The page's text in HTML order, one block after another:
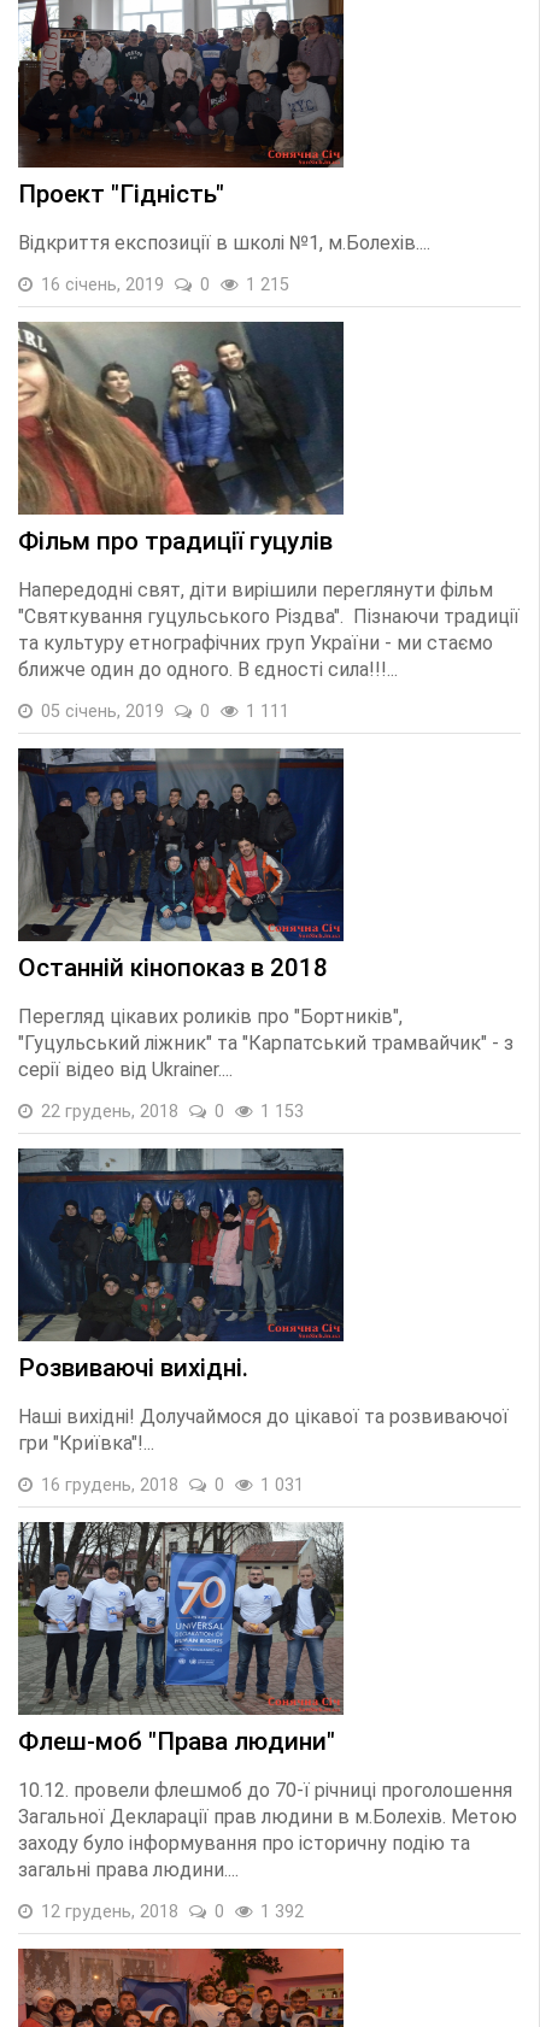
Проект "Гідність"
Відкриття експозиції в школі №1, м.Болехів....
16 січень, 2019 0 1 215
Фільм про традиції гуцулів
Напередодні свят, діти вирішили переглянути фільм
"Святкування гуцульського Різдва". Пізнаючи традиції
та культуру етнографічних груп України - ми стаємо
ближче один до одного. В єдності сила!!!...
05 січень, 2019 0 1 111
Останній кінопоказ в 2018
Перегляд цікавих роликів про "Бортників",
"Гуцульський ліжник" та "Карпатський трамвайчик" - з
серії відео від Ukrainer....
22 грудень, 2018 0 1 153
Розвиваючі вихідні.
Наші вихідні! Долучаймося до цікавої та розвиваючої
гри "Криївка"!...
16 грудень, 2018 0 1 031
Флеш-моб "Права людини"
10.12. провели флешмоб до 70-ї річниці проголошення
Загальної Декларації прав людини в м.Болехів. Метою
заходу було інформування про історичну подію та
загальні права людини....
12 грудень, 2018 0 1 392